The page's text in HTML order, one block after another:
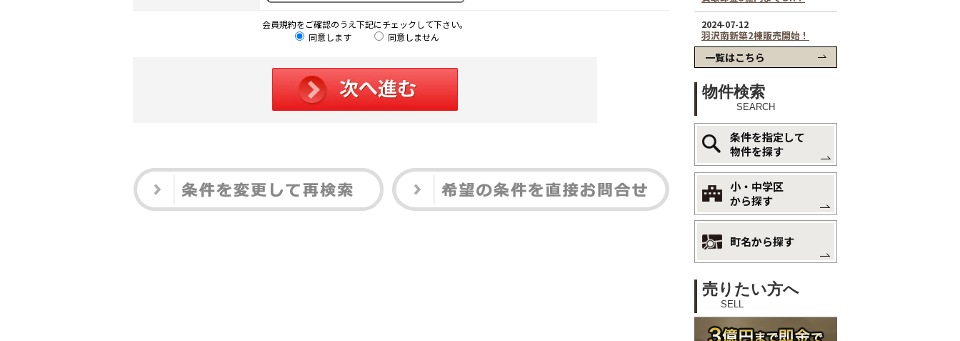
会員規約をご確認のうえ下記にチェックして下さい。
同意します
同意しません
一覧はこちら
物件検索
SEARCH
条件を指定して
物件を探す
小・中学区
から探す
町名から探す
売りたい方へ
SELL